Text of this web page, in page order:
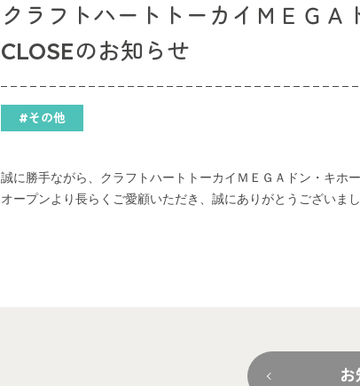
クラフトハートトーカイＭＥＧＡ
CLOSEのお知らせ
#その他
誠に勝手ながら、クラフトハートトーカイＭＥＧＡドン・キホ
オープンより長らくご愛顧いただき、誠にありがとうございまし